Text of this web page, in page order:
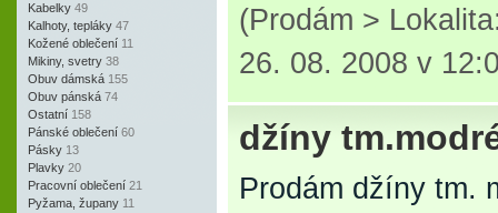
Kabelky 49
Kalhoty, tepláky 47
Kožené oblečení 11
Mikiny, svetry 38
Obuv dámská 155
Obuv pánská 74
Ostatní 158
Pánské oblečení 60
Pásky 13
Plavky 20
Pracovní oblečení 21
Pyžama, župany 11
(Prodám >
26. 08. 2008 v
džíny
Prodám džíny tm.